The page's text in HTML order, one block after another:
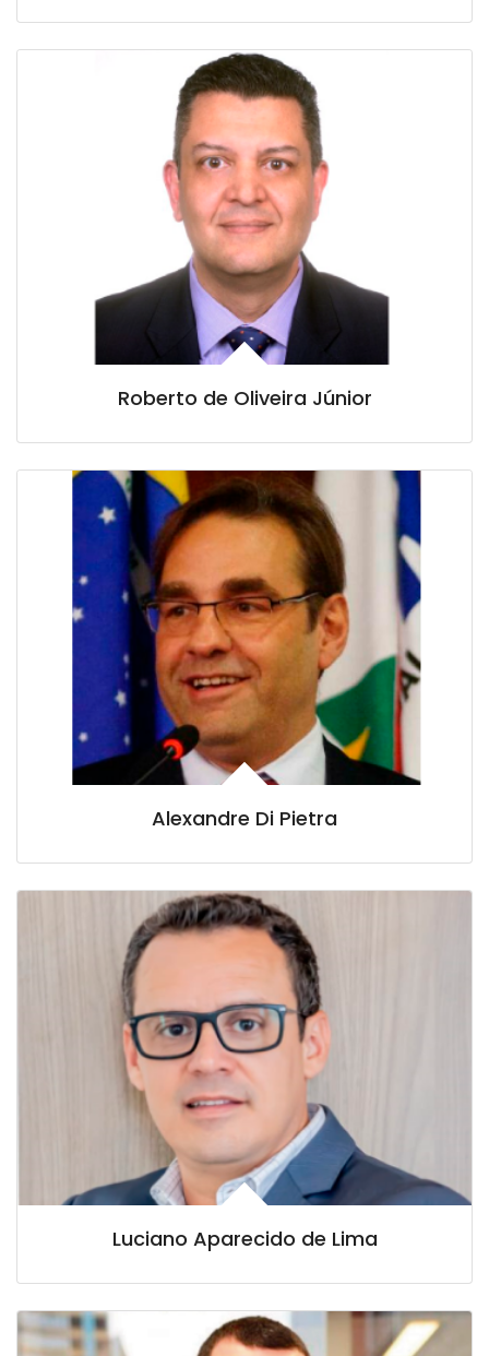
Roberto de Oliveira Júnior
Alexandre Di Pietra
Luciano Aparecido de Lima